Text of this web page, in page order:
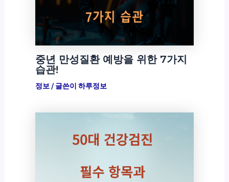
중년 만성질환 예방을 위한 7가지
습관!
정보/ 글쓴이 하루정보